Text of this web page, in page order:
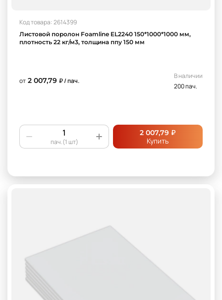
Код товара: 2614399
Листовой поролон Foamline EL2240 150*1000*1000 мм,
плотность 22 кг/м3, толщина ппу 150 мм
от 2 007,79 ₽ / пач.
В наличии
200 пач.
пач.(1 шт)
2 007,79 ₽
Купить